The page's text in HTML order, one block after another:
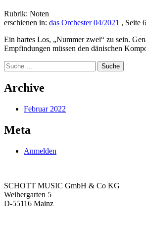
Rubrik: Noten
erschienen in: das Orchester 04/2021 , Seite
Ein hartes Los, „Nummer zwei“ zu sein.
Empfindungen müssen den dänischen
Suche
nach:
Archive
Februar 2022
Meta
Anmelden
SCHOTT MUSIC GmbH & Co KG
Weihergarten 5
D-55116 Mainz